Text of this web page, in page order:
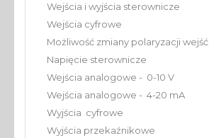
Wejścia i wyjścia sterownicze
Wejścia cyfrowe
Możliwość zmiany polaryzacji wejść
Napięcie sterownicze
Wejścia analogowe - 0-10 V
Wejścia analogowe - 4-20 mA
Wyjścia cyfrowe
Wyjścia przekaźnikowe